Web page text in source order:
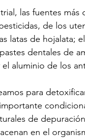
las fuentes más
de los
latas de hojalata;
dentales de
aluminio de los
para
de
en el